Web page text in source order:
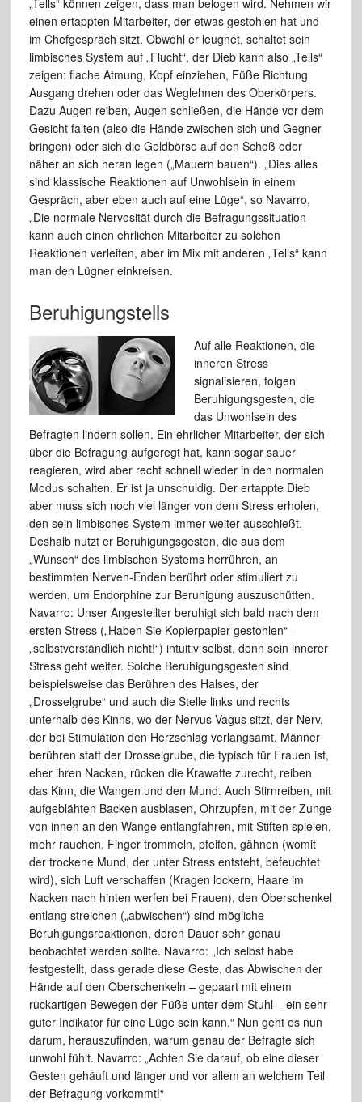
einen ertappten Mitarbeiter, der etwas gestohlen hat und
im Chefgespräch sitzt. Obwohl er leugnet, schaltet sein
limbisches System auf „Flucht“, der Dieb kann also „Tells“
zeigen: flache Atmung, Kopf einziehen, Füße Richtung
Ausgang drehen oder das Weglehnen des Oberkörpers.
Dazu Augen reiben, Augen schließen, die Hände vor dem
Gesicht falten (also die Hände zwischen sich und Gegner
bringen) oder sich die Geldbörse auf den Schoß oder
näher an sich heran legen („Mauern bauen“). „Dies alles
sind klassische Reaktionen auf Unwohlsein in einem
Gespräch, aber eben auch auf eine Lüge“, so Navarro,
„Die normale Nervosität durch die Befragungssituation
kann auch einen ehrlichen Mitarbeiter zu solchen
Reaktionen verleiten, aber im Mix mit anderen „Tells“ kann
man den Lügner einkreisen.
Beruhigungstells
Auf alle Reaktionen, die
inneren Stress
signalisieren, folgen
Beruhigungsgesten, die
das Unwohlsein des
Befragten lindern sollen. Ein ehrlicher Mitarbeiter, der sich
über die Befragung aufgeregt hat, kann sogar sauer
reagieren, wird aber recht schnell wieder in den normalen
Modus schalten. Er ist ja unschuldig. Der ertappte Dieb
aber muss sich noch viel länger von dem Stress erholen,
den sein limbisches System immer weiter ausschießt.
Deshalb nutzt er Beruhigungsgesten, die aus dem
„Wunsch“ des limbischen Systems herrühren, an
bestimmten Nerven-Enden berührt oder stimuliert zu
werden, um Endorphine zur Beruhigung auszuschütten.
Navarro: Unser Angestellter beruhigt sich bald nach dem
ersten Stress („Haben Sie Kopierpapier gestohlen“ –
„selbstverständlich nicht!“) intuitiv selbst, denn sein innerer
Stress geht weiter. Solche Beruhigungsgesten sind
beispielsweise das Berühren des Halses, der
„Drosselgrube“ und auch die Stelle links und rechts
unterhalb des Kinns, wo der Nervus Vagus sitzt, der Nerv,
der bei Stimulation den Herzschlag verlangsamt. Männer
berühren statt der Drosselgrube, die typisch für Frauen ist,
eher ihren Nacken, rücken die Krawatte zurecht, reiben
das Kinn, die Wangen und den Mund. Auch Stirnreiben, mit
aufgeblähten Backen ausblasen, Ohrzupfen, mit der Zunge
von innen an den Wange entlangfahren, mit Stiften spielen,
mehr rauchen, Finger trommeln, pfeifen, gähnen (womit
der trockene Mund, der unter Stress entsteht, befeuchtet
wird), sich Luft verschaffen (Kragen lockern, Haare im
Nacken nach hinten werfen bei Frauen), den Oberschenkel
entlang streichen („abwischen“) sind mögliche
Beruhigungsreaktionen, deren Dauer sehr genau
beobachtet werden sollte. Navarro: „Ich selbst habe
festgestellt, dass gerade diese Geste, das Abwischen der
Hände auf den Oberschenkeln – gepaart mit einem
ruckartigen Bewegen der Füße unter dem Stuhl – ein sehr
guter Indikator für eine Lüge sein kann.“ Nun geht es nun
darum, herauszufinden, warum genau der Befragte sich
unwohl fühlt. Navarro: „Achten Sie darauf, ob eine dieser
Gesten gehäuft und länger und vor allem an welchem Teil
der Befragung vorkommt!“